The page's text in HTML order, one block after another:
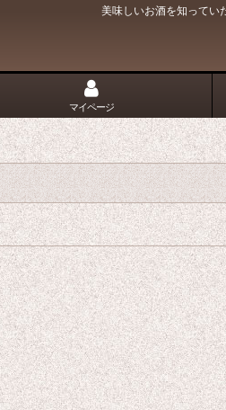
美味しいお酒を知ってい
マイページ